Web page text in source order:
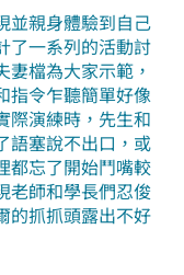
並親身體驗到自己
了一系列的活動討
檔為大家示範，
指令乍聽簡單好像
際演練時，先生和
語塞說不出口，或
都忘了開始鬥嘴較
老師和學長們忍俊
的抓抓頭露出不好